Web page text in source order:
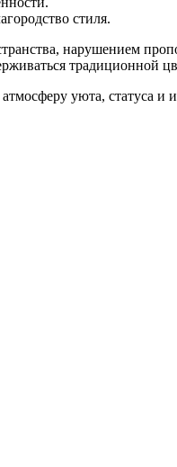
стиля.
нарушением
традиционной
уюта, статуса и